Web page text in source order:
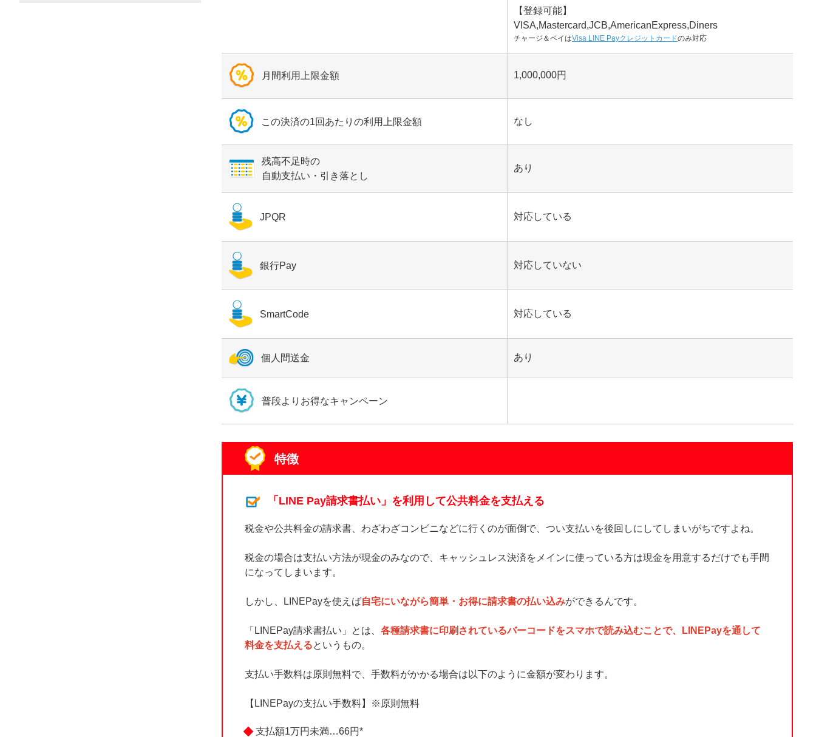
【登録可能】
VISA,Mastercard,JCB,AmericanExpress,Diners
チャージ＆ペイはVisa LINE Payクレジットカードのみ対応
月間利用上限金額 1,000,000円
この決済の1回あたりの利用上限金額 なし
残高不足時の
自動支払い・引き落とし
あり
JPQR 対応している
銀行Pay 対応していない
SmartCode 対応している
個人間送金 あり
普段よりお得なキャンペーン
特徴
「LINE Pay請求書払い」を利用して公共料金を支払える
税金や公共料金の請求書、わざわざコンビニなどに行くのが面倒で、つい支払いを後回しにしてしまいがちですよね。
税金の場合は支払い方法が現金のみなので、キャッシュレス決済をメインに使っている方は現金を用意するだけでも手間
になってしまいます。
しかし、LINEPayを使えば自宅にいながら簡単・お得に請求書の払い込みができるんです。
「LINEPay請求書払い」とは、 各種請求書に印刷されているバーコードをスマホで読み込むことで、LINEPayを通して
料金を支払えるというもの。
支払い手数料は原則無料で、手数料がかかる場合は以下のように金額が変わります。
【LINEPayの支払い手数料】※原則無料
支払額1万円未満…66円*